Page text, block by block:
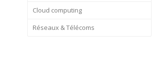
Cloud computing
Réseaux & Télécoms